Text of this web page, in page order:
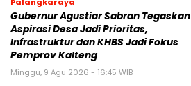
Gubernur Agustiar Sabran Tegaskan
Aspirasi Desa Jadi Prioritas,
Infrastruktur dan KHBS Jadi Fokus
Pemprov Kalteng
Minggu, 9 Agu 2026 - 16:45 WIB